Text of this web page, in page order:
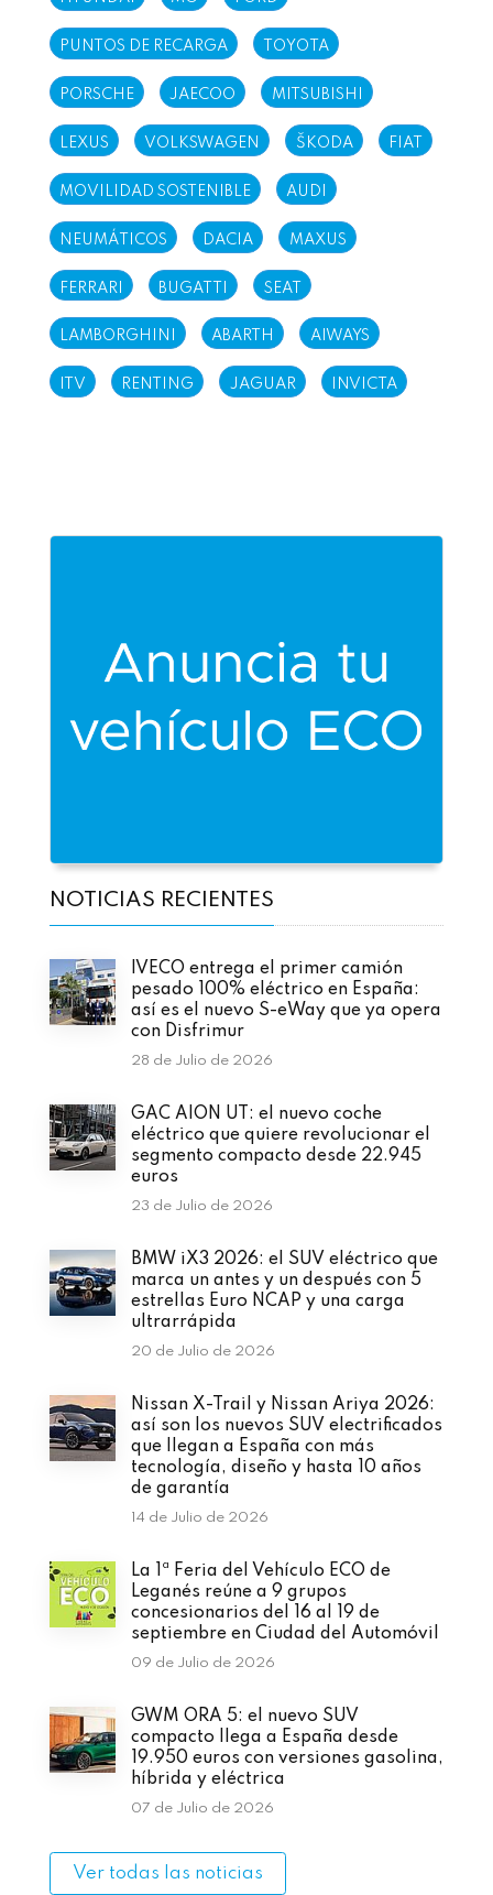
PUNTOS DE RECARGA TOYOTA
PORSCHE JAECOO MITSUBISHI
LEXUS VOLKSWAGEN ŠKODA FIAT
MOVILIDAD SOSTENIBLE AUDI
NEUMÁTICOS DACIA MAXUS
FERRARI BUGATTI SEAT
LAMBORGHINI ABARTH AIWAYS
ITV RENTING JAGUAR INVICTA
NOTICIAS RECIENTES
IVECO entrega el primer camión
pesado 100% eléctrico en España:
así es el nuevo S-eWay que ya opera
con Disfrimur
28 de Julio de 2026
GAC AION UT: el nuevo coche
eléctrico que quiere revolucionar el
segmento compacto desde 22.945
euros
23 de Julio de 2026
BMW iX3 2026: el SUV eléctrico que
marca un antes y un después con 5
estrellas Euro NCAP y una carga
ultrarrápida
20 de Julio de 2026
Nissan X-Trail y Nissan Ariya 2026:
así son los nuevos SUV electrificados
que llegan a España con más
tecnología, diseño y hasta 10 años
de garantía
14 de Julio de 2026
La 1ª Feria del Vehículo ECO de
Leganés reúne a 9 grupos
concesionarios del 16 al 19 de
septiembre en Ciudad del Automóvil
09 de Julio de 2026
GWM ORA 5: el nuevo SUV
compacto llega a España desde
19.950 euros con versiones gasolina,
híbrida y eléctrica
07 de Julio de 2026
Ver todas las noticias